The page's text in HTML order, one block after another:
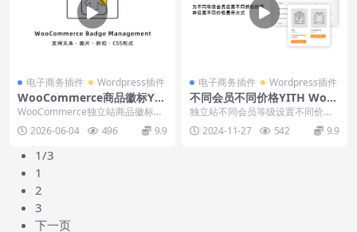
电子商务插件 Wordpress插件
WooCommerce商品徽标YIT
H Badge Management下载
使用教程
WooCommerce独立站商品徽标功
能插件YITH WooCommerce B...
2026-06-04 496 9.9
电子商务插件 Wordpress插件
不同会员不同价格YITH Woo
Commerce Role Based Pric
es下载使用教程
独立站不同会员等级设置不同价格
设置插件YITH WooCommerce Rol
e... 2024-11-27 542 9.9
1/3
1
2
3
下一页